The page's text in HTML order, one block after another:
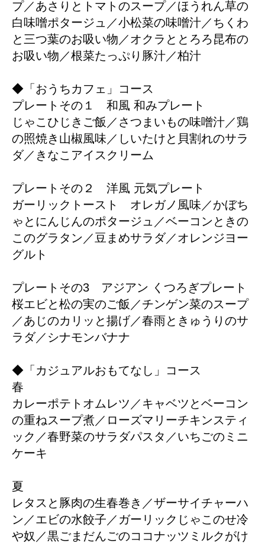
プ／あさりとトマトのスープ／ほうれん草の
白味噌ポタージュ／小松菜の味噌汁／ちくわ
と三つ葉のお吸い物／オクラととろろ昆布の
お吸い物／根菜たっぷり豚汁／柏汁
◆「おうちカフェ」コース
プレートその１ 和風 和みプレート
じゃこひじきご飯／さつまいもの味噌汁／鶏
の照焼き山椒風味／しいたけと貝割れのサラ
ダ／きなこアイスクリーム
プレートその２ 洋風 元気プレート
ガーリックトースト オレガノ風味／かぼち
ゃとにんじんのポタージュ／ベーコンときの
このグラタン／豆まめサラダ／オレンジヨー
グルト
プレートその3 アジアン くつろぎプレート
桜エビと松の実のご飯／チンゲン菜のスープ
／あじのカリッと揚げ／春雨ときゅうりのサ
ラダ／シナモンバナナ
◆「カジュアルおもてなし」コース
春
カレーポテトオムレツ／キャベツとベーコン
の重ねスープ煮／ローズマリーチキンスティ
ック／春野菜のサラダパスタ／いちごのミニ
ケーキ
夏
レタスと豚肉の生春巻き／ザーサイチャーハ
ン／エビの水餃子／ガーリックじゃこのせ冷
や奴／黒ごまだんごのココナッツミルクがけ